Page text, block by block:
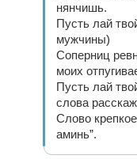
нянчишь.
Пусть лай
мужчины)
Соперниц
моих
Пусть лай
слова
Слово
аминь”.